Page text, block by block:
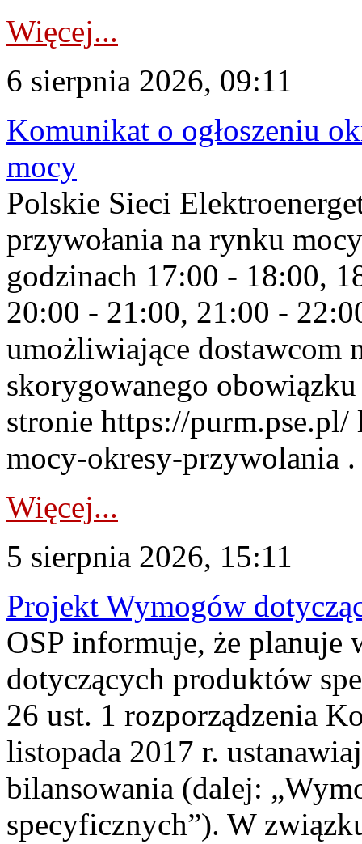
Więcej...
6 sierpnia 2026, 09:11
Komunikat o ogłoszeniu
mocy
Polskie Sieci
przywołania na rynku
godzinach 17:00 - 18:00,
20:00 - 21:00, 21:00 -
umożliwiające dostawcom
skorygowanego
stronie https://
mocy-okresy-przywolania
Więcej...
5 sierpnia 2026, 15:11
Projekt Wymogów
OSP informuje, że planuje
dotyczących produktów
26 ust. 1 rozporządzenia
listopada 2017 r.
bilansowania (dalej:
specyficznych”). W